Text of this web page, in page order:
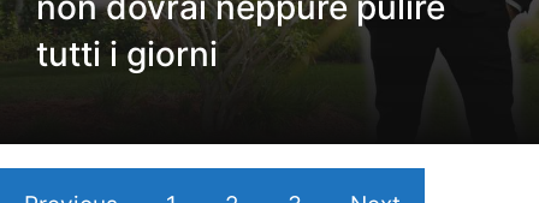
tutti i giorni